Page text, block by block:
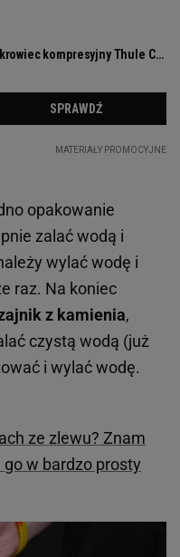
opakowanie
zalać wodą i
wylać wodę i
raz. Na koniec
z kamienia,
czystą wodą (już
i wylać wodę.
ze zlewu? Znam
w bardzo prosty